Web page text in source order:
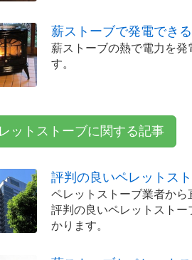
薪ストーブで発電でき
薪ストーブの熱で電力を発
す。
ットストーブに関する記事
評判の良いペレットス
ペレットストーブ業者から
評判の良いペレットスト
かります。